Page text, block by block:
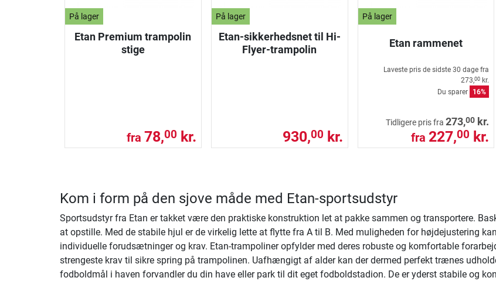
På lager
Etan Premium trampolin
stige
fra 78,00 kr.
På lager
Etan-sikkerhedsnet til Hi-
Flyer-trampolin
930,00 kr.
På lager
Etan rammenet
Laveste pris de sidste 30 dage fra
273,00 kr.
Du sparer
16%
Tidligere pris fra273,00 kr.
fra 227,00 kr.
Kom i form på den sjove måde med Etan-sportsudstyr
Sportsudstyr fra Etan er takket være den praktiske konstruktion let at pakke sammen og transportere.
at opstille. Med de stabile hjul er de virkelig lette at flytte fra A til B. Med muligheden for højdejustering
individuelle forudsætninger og krav. Etan-trampoliner opfylder med deres robuste og komfortable
strengeste krav til sikre spring på trampolinen. Uafhængigt af alder kan der dermed perfekt trænes
fodboldmål i haven forvandler du din have eller park til dit eget fodboldstadion. De er yderst stabile og